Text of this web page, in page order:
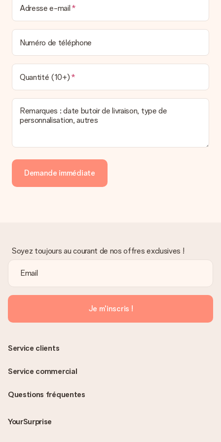
Adresse e-mail
Numéro de téléphone
Quantité (10+)
Remarques : date butoir de livraison, type de
personnalisation, autres
Demande immédiate
Soyez toujours au courant de nos offres exclusives !
Je m'inscris !
Questions fréquentes
YourSurprise
Service clients
Service commercial